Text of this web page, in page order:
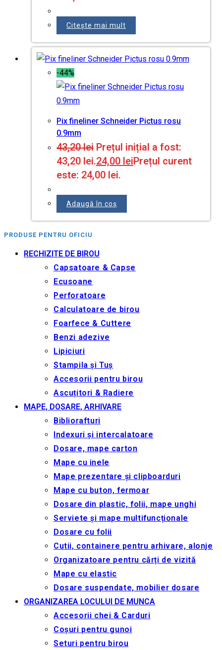
Citește mai mult
-44%
Pix fineliner Schneider Pictus rosu
0.9mm
43,20lei Prețul inițial a fost:
43,20 lei.24,00 leiPrețul curent
este: 24,00 lei.
Adaugă în coș
PRODUSE PENTRU OFICIU
RECHIZITE DE BIROU
Capsatoare & Capse
Ecusoane
Perforatoare
Calculatoare de birou
Foarfece & Cuttere
Benzi adezive
Lipiciuri
Stampila și Tuș
Accesorii pentru birou
Ascuțitori & Radiere
MAPE, DOSARE, ARHIVARE
Bibliorafturi
Indexuri și intercalatoare
Dosare, mape carton
Mape cu inele
Mape prezentare și clipboarduri
Mape cu buton, fermoar
Dosare din plastic, folii, mape unghi
Serviete și mape multifuncționale
Dosare cu folii
Cutii, containere pentru arhivare, alonje
Organizatoare pentru cărți de vizită
Mape cu elastic
Dosare suspendate, mobilier dosare
ORGANIZAREA LOCULUI DE MUNCA
Accesorii chei & Сarduri
Coșuri pentru gunoi
Seturi pentru birou